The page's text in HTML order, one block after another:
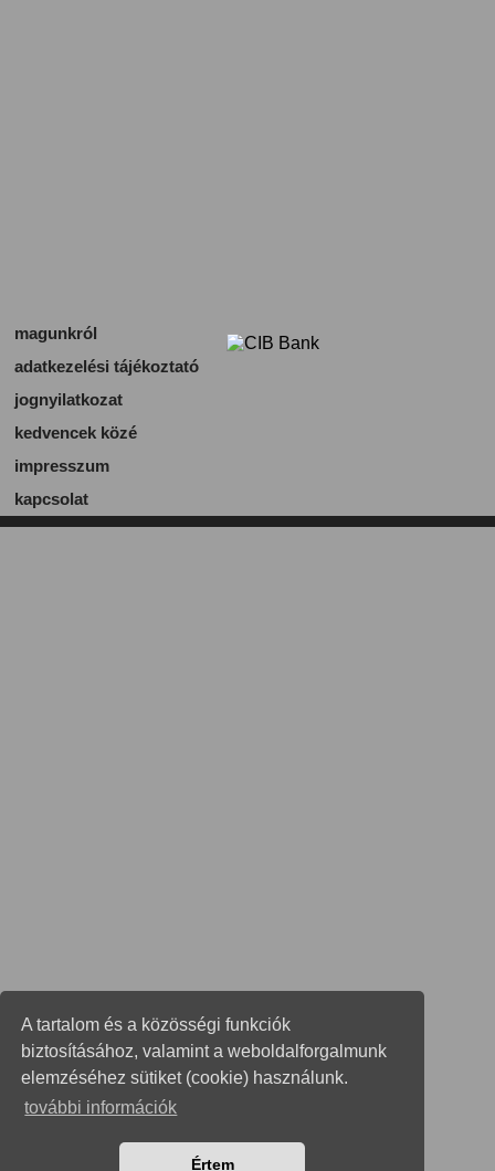
A tartalom és a közösségi funkciók
biztosításához, valamint a weboldalforgalmunk
elemzéséhez sütiket (cookie) használunk.
további információk
Értem
magunkról
adatkezelési tájékoztató
jognyilatkozat
kedvencek közé
impresszum
kapcsolat